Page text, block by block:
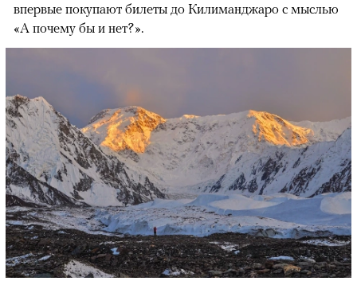
впервые покупают билеты до Килиманджаро с мыслью
«А почему бы и нет?».